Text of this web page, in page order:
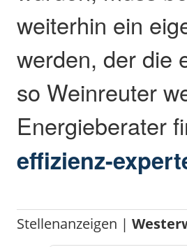
weiterhin ein
werden, der die
so Weinreuter
Energieberater
effizienz-
Stellenanzeigen |